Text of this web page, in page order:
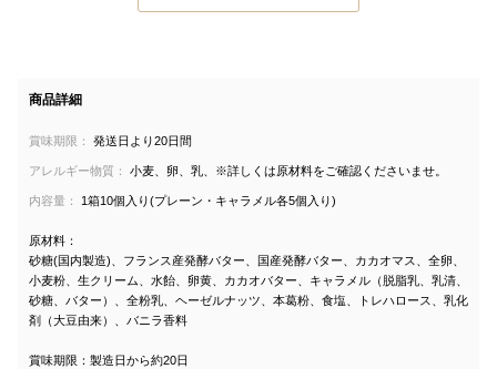
商品詳細
賞味期限： 発送日より20日間
アレルギー物質： 小麦、卵、乳、※詳しくは原材料をご確認くださいませ。
内容量： 1箱10個入り(プレーン・キャラメル各5個入り)
原材料：
砂糖(国内製造)、フランス産発酵バター、国産発酵バター、カカオマス、全卵、
小麦粉、生クリーム、水飴、卵黄、カカオバター、キャラメル（脱脂乳、乳清、
砂糖、バター）、全粉乳、ヘーゼルナッツ、本葛粉、食塩、トレハロース、乳化
剤（大豆由来）、バニラ香料
賞味期限：製造日から約20日